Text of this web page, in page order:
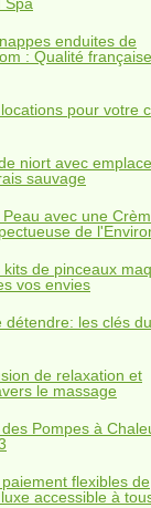
Spa
enduites de
: Qualité
pour votre
niort avec
sauvage
avec une
de
de pinceaux
vos envies
détendre: les clés
de relaxation et
le massage
Pompes à
flexibles de
accessible à